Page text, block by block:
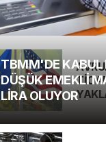
TBMM'DE KABUL
DÜŞÜK EMEKLİ
LİRA OLUYOR